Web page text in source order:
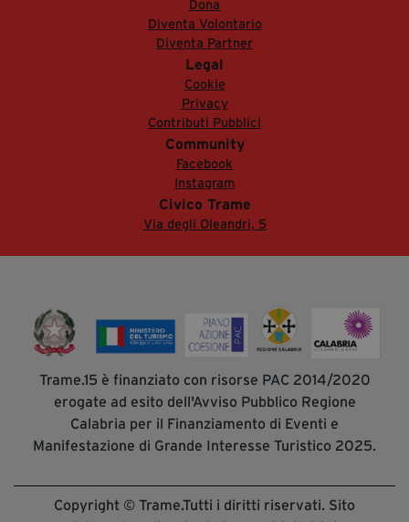
Dona
Diventa Volontario
Diventa Partner
Legal
Cookie
Privacy
Contributi Pubblici
Community
Facebook
Instagram
Civico Trame
Via degli Oleandri, 5
Trame.15 è finanziato con risorse PAC 2014/2020
erogate ad esito dell'Avviso Pubblico Regione
Calabria per il Finanziamento di Eventi e
Manifestazione di Grande Interesse Turistico 2025.
Copyright © Trame.Tutti i diritti riservati. Sito